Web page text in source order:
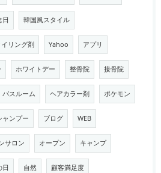
日 韓国風スタイル
リング剤 Yahoo アプリ
ホワイトデー 整骨院 接骨院
バスルーム ヘアカラー剤 ポケモン
ャンプー ブログ WEB
サロン オープン キャンプ
日 自然 顧客満足度